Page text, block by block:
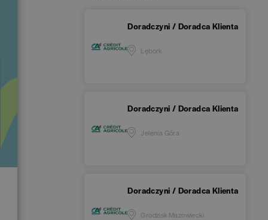
Doradczyni / Doradca Klienta
Lębork
Doradczyni / Doradca Klienta
Jelenia Góra
Doradczyni / Doradca Klienta
Grodzisk Mazowiecki